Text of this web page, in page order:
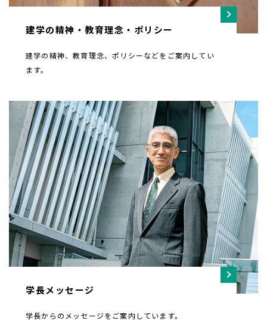
建学の精神・教育理念・ポリシー
建学の精神、教育理念、ポリシーなどをご案内してい
ます。
学長メッセージ
学長からのメッセージをご案内しています。